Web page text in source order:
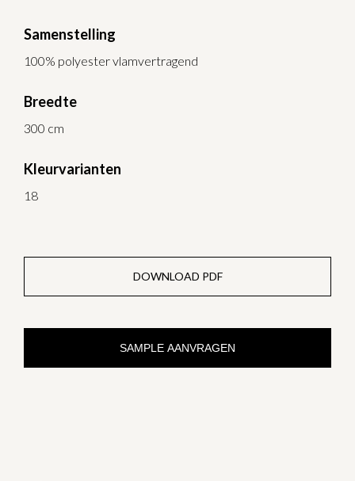
Samenstelling
100% polyester vlamvertragend
Breedte
300 cm
Kleurvarianten
18
DOWNLOAD PDF
SAMPLE AANVRAGEN